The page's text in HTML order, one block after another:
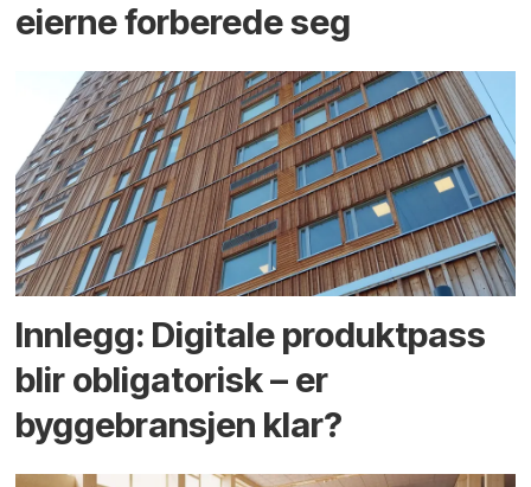
eierne forberede seg
Innlegg: Digitale produktpass
blir obligatorisk – er
byggebransjen klar?